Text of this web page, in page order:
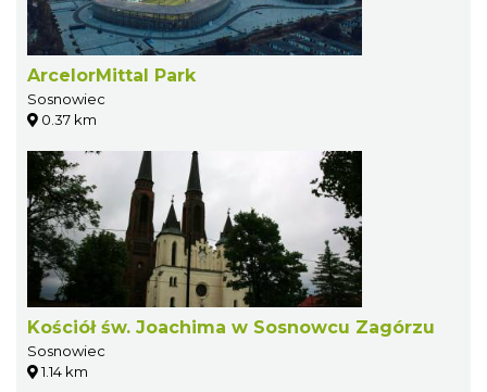
ArcelorMittal Park
Sosnowiec
0.37 km
Kościół św. Joachima w Sosnowcu Zagórzu
Sosnowiec
1.14 km